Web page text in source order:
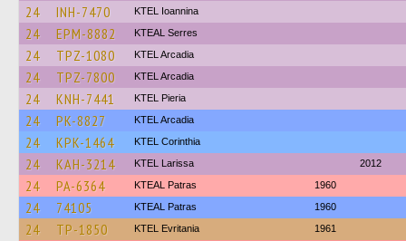
24 INH-7470 KTEL Ioannina
24 EPM-8882 KTEAL Serres
24 TPZ-1080 KTEL Arcadia
24 TPZ-7800 KTEL Arcadia
24 KNH-7441 KTEL Pieria
24 PK-8827 KTEL Arcadia
24 KPK-1464 KTEL Corinthia
24 KAH-3214 KTEL Larissa 2012
24 PA-6364 KTEAL Patras 1960
24 74105 KTEAL Patras 1960
24 TP-1850 ΚΤΕL Evritania 1961